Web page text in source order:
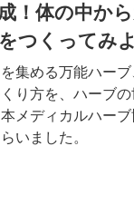
！体の中か
つくってみ
集める万能ハー
り方を、ハーブ
メディカルハー
いました。